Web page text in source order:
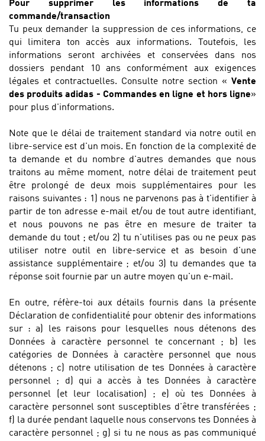
Pour supprimer les informations de ta
commande/transaction
Tu peux demander la suppression de ces informations, ce
qui limitera ton accès aux informations. Toutefois, les
informations seront archivées et conservées dans nos
dossiers pendant 10 ans conformément aux exigences
légales et contractuelles. Consulte notre section « Vente
des produits adidas - Commandes en ligne et hors ligne»
pour plus d'informations.
Note que le délai de traitement standard via notre outil en
libre-service est d'un mois. En fonction de la complexité de
ta demande et du nombre d'autres demandes que nous
traitons au même moment, notre délai de traitement peut
être prolongé de deux mois supplémentaires pour les
raisons suivantes : 1) nous ne parvenons pas à t'identifier à
partir de ton adresse e-mail et/ou de tout autre identifiant,
et nous pouvons ne pas être en mesure de traiter ta
demande du tout ; et/ou 2) tu n'utilises pas ou ne peux pas
utiliser notre outil en libre-service et as besoin d'une
assistance supplémentaire ; et/ou 3) tu demandes que ta
réponse soit fournie par un autre moyen qu'un e-mail.
En outre, réfère-toi aux détails fournis dans la présente
Déclaration de confidentialité pour obtenir des informations
sur : a) les raisons pour lesquelles nous détenons des
Données à caractère personnel te concernant ; b) les
catégories de Données à caractère personnel que nous
détenons ; c) notre utilisation de tes Données à caractère
personnel ; d) qui a accès à tes Données à caractère
personnel (et leur localisation) ; e) où tes Données à
caractère personnel sont susceptibles d'être transférées ;
f) la durée pendant laquelle nous conservons tes Données à
caractère personnel ; g) si tu ne nous as pas communiqué